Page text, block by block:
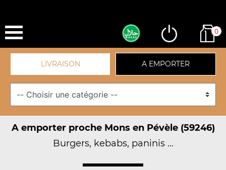
0
LIVRAISON A EMPORTER
A emporter proche Mons en Pévèle (59246)
Burgers, kebabs, paninis ...